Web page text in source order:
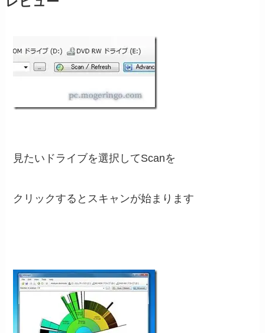
見たいドライブを選択してScanを
クリックするとスキャンが始まります